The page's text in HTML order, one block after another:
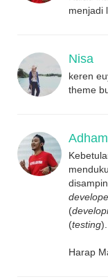
menjadi
Nisa
keren
theme
(
(testing).
Harap